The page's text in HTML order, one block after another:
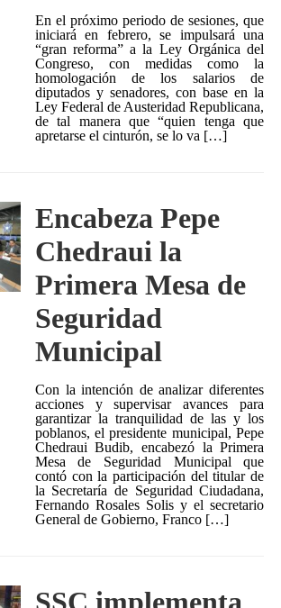
En el próximo periodo de sesiones, que
iniciará en febrero, se impulsará una
“gran reforma” a la Ley Orgánica del
Congreso, con medidas como la
homologación de los salarios de
diputados y senadores, con base en la
Ley Federal de Austeridad Republicana,
de tal manera que “quien tenga que
apretarse el cinturón, se lo va […]
Encabeza Pepe
Chedraui la
Primera Mesa de
Seguridad
Municipal
Con la intención de analizar diferentes
acciones y supervisar avances para
garantizar la tranquilidad de las y los
poblanos, el presidente municipal, Pepe
Chedraui Budib, encabezó la Primera
Mesa de Seguridad Municipal que
contó con la participación del titular de
la Secretaría de Seguridad Ciudadana,
Fernando Rosales Solis y el secretario
General de Gobierno, Franco […]